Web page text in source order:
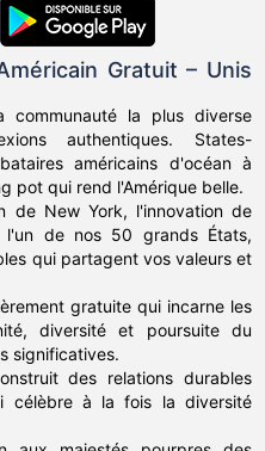
Gratuit – Unis
communauté la plus diverse
authentiques. States-
américains d'océan à
pot qui rend l'Amérique belle.
de New York, l'innovation de
l'un de nos 50 grands États,
qui partagent vos valeurs et
gratuite qui incarne les
diversité et poursuite du
significatives.
des relations durables
célèbre à la fois la diversité